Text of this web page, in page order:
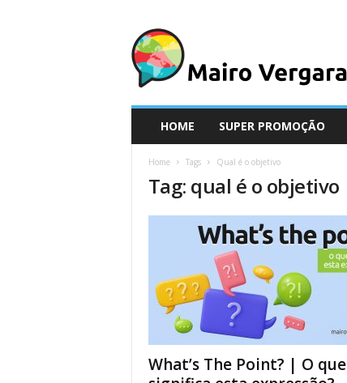
i
r
HOME SUPER PROMOÇÃO
Home Tags Qual é o objetivo
Tag: qual é o objetivo
What’s The Point? | O que